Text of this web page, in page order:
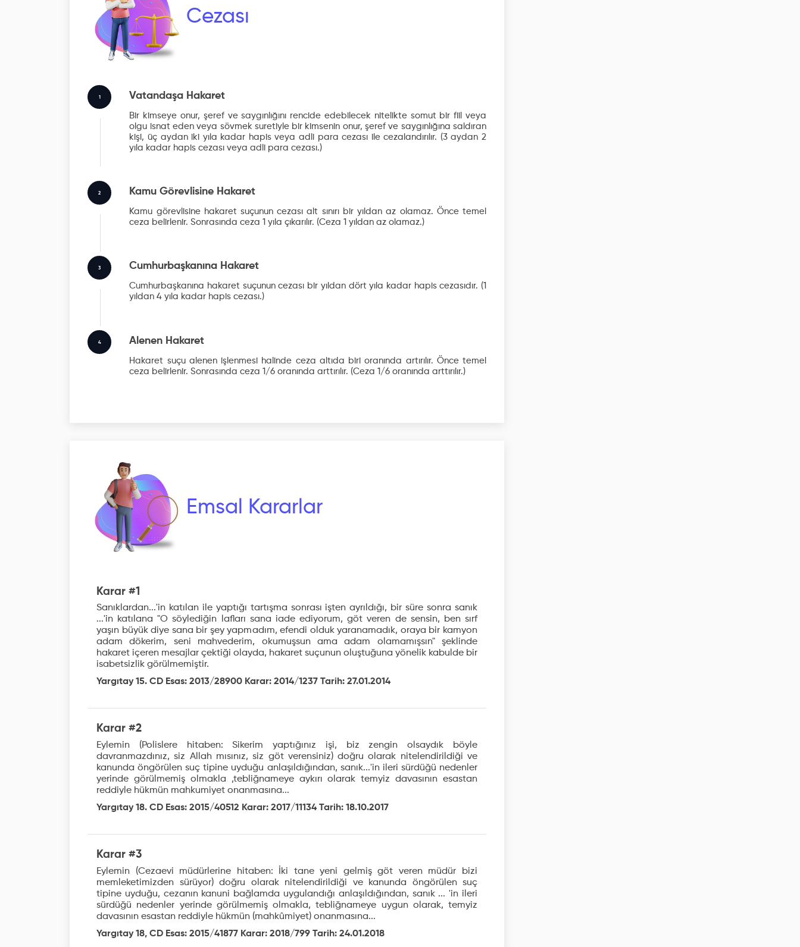
Cezası
1 Vatandaşa Hakaret
Bir kimseye onur, şeref ve saygınlığını rencide edebilecek nitelikte somut bir fiil veya
olgu isnat eden veya sövmek suretiyle bir kimsenin onur, şeref ve saygınlığına saldıran
kişi, üç aydan iki yıla kadar hapis veya adli para cezası ile cezalandırılır. (3 aydan 2
yıla kadar hapis cezası veya adli para cezası.)
2 Kamu Görevlisine Hakaret
Kamu görevlisine hakaret suçunun cezası alt sınırı bir yıldan az olamaz. Önce temel
ceza belirlenir. Sonrasında ceza 1 yıla çıkarılır. (Ceza 1 yıldan az olamaz.)
3 Cumhurbaşkanına Hakaret
Cumhurbaşkanına hakaret suçunun cezası bir yıldan dört yıla kadar hapis cezasıdır. (1
yıldan 4 yıla kadar hapis cezası.)
4 Alenen Hakaret
Hakaret suçu alenen işlenmesi halinde ceza altıda biri oranında artırılır. Önce temel
ceza belirlenir. Sonrasında ceza 1/6 oranında arttırılır. (Ceza 1/6 oranında arttırılır.)
Emsal Kararlar
Karar #1
Sanıklardan...'in katılan ile yaptığı tartışma sonrası işten ayrıldığı, bir süre sonra sanık
...'in katılana "O söylediğin lafları sana iade ediyorum, göt veren de sensin, ben sırf
yaşın büyük diye sana bir şey yapmadım, efendi olduk yaranamadık, oraya bir kamyon
adam dökerim, seni mahvederim, okumuşsun ama adam olamamışsın" şeklinde
hakaret içeren mesajlar çektiği olayda, hakaret suçunun oluştuğuna yönelik kabulde bir
isabetsizlik görülmemiştir.
Yargıtay 15. CD Esas: 2013/28900 Karar: 2014/1237 Tarih: 27.01.2014
Karar #2
Eylemin (Polislere hitaben: Sikerim yaptığınız işi, biz zengin olsaydık böyle
davranmazdınız, siz Allah mısınız, siz göt verensiniz) doğru olarak nitelendirildiği ve
kanunda öngörülen suç tipine uyduğu anlaşıldığından, sanık...'in ileri sürdüğü nedenler
yerinde görülmemiş olmakla ,tebliğnameye aykırı olarak temyiz davasının esastan
reddiyle hükmün mahkumiyet onanmasına...
Yargıtay 18. CD Esas: 2015/40512 Karar: 2017/11134 Tarih: 18.10.2017
Karar #3
Eylemin (Cezaevi müdürlerine hitaben: İki tane yeni gelmiş göt veren müdür bizi
memleketimizden sürüyor) doğru olarak nitelendirildiği ve kanunda öngörülen suç
tipine uyduğu, cezanın kanuni bağlamda uygulandığı anlaşıldığından, sanık ... 'in ileri
sürdüğü nedenler yerinde görülmemiş olmakla, tebliğnameye uygun olarak, temyiz
davasının esastan reddiyle hükmün (mahkûmiyet) onanmasına...
Yargıtay 18, CD Esas: 2015/41877 Karar: 2018/799 Tarih: 24.01.2018